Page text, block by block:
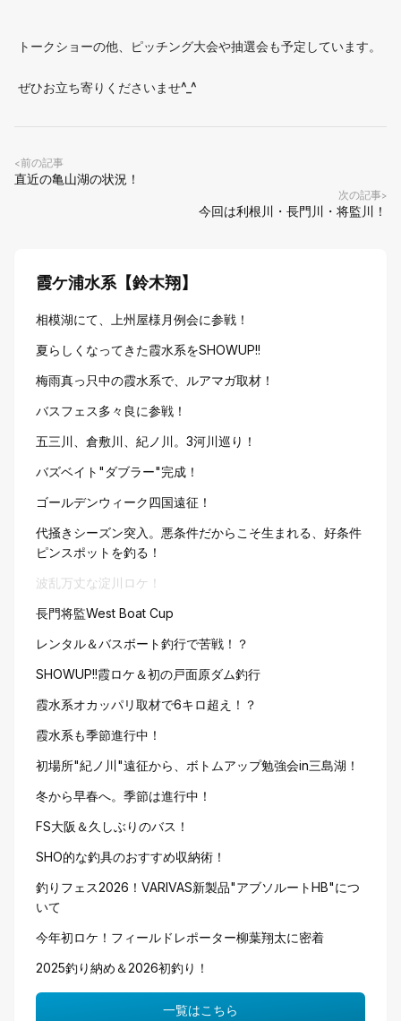
トークショーの他、ピッチング大会や抽選会も予定しています。
ぜひお立ち寄りくださいませ^_^
<前の記事
直近の亀山湖の状況！
次の記事>
今回は利根川・長門川・将監川！
霞ケ浦水系【鈴木翔】
相模湖にて、上州屋様月例会に参戦！
夏らしくなってきた霞水系をSHOWUP!!
梅雨真っ只中の霞水系で、ルアマガ取材！
バスフェス多々良に参戦！
五三川、倉敷川、紀ノ川。3河川巡り！
バズベイト"ダブラー"完成！
ゴールデンウィーク四国遠征！
代掻きシーズン突入。悪条件だからこそ生まれる、好条件
ピンスポットを釣る！
波乱万丈な淀川ロケ！
長門将監West Boat Cup
レンタル＆バスボート釣行で苦戦！？
SHOWUP!!霞ロケ＆初の戸面原ダム釣行
霞水系オカッパリ取材で6キロ超え！？
霞水系も季節進行中！
初場所"紀ノ川"遠征から、ボトムアップ勉強会in三島湖！
冬から早春へ。季節は進行中！
FS大阪＆久しぶりのバス！
SHO的な釣具のおすすめ収納術！
釣りフェス2026！VARIVAS新製品"アブソルートHB"につ
いて
今年初ロケ！フィールドレポーター柳葉翔太に密着
2025釣り納め＆2026初釣り！
一覧はこちら